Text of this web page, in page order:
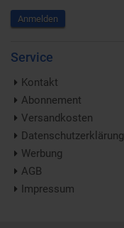
Anmelden
Service
Kontakt
Abonnement
Versandkosten
Datenschutzerklärung
Werbung
AGB
Impressum